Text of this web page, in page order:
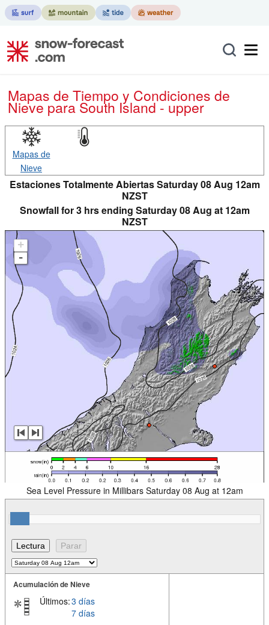
Mapas de Tiempo y Condiciones de
Nievepara South Island - upper
Mapas de
Nieve
Estaciones Totalmente Abiertas Saturday 08 Aug 12am
NZST
Snowfall for 3 hrs ending Saturday 08 Aug at 12am
NZST
+
-
Sea Level Pressure in Millibars Saturday 08 Aug at 12am
Acumulación de Nieve
Últimos:3 días
7 días